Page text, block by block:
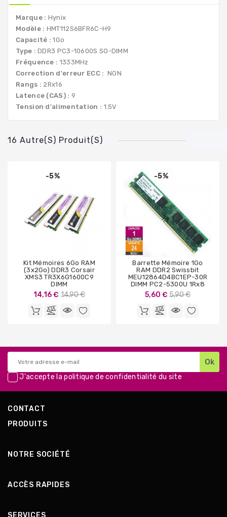
Marque : Hynix
Modèle : HMT112S6BFR6C-H9
Capacité : 1Go
Type :DDR3 PC3-10600S SO-DIMM
Fréquence : 1333MHz
Correction d'erreur ECC : NON
Rangs : 2Rx16
Latence (CAS) : 9
Tension d'alimentation : 1.5V
16 Autre(s) Produit(s)
-5%
Kit Mémoires 6Go RAM
(3x2Go) DDR3 Corsair
XMS3 TR3X6G1600C9
DIMM
14,16 € Prix
base
14,90 €
-5%
Barrette Mémoire 1Go
RAM DDR2 Swissbit
MEU12864D4BC1EP-30R
DIMM PC2-5300U 1Rx8
5,60 € Prix
base
5,90 €
J'accepte lapolitique de confidentialité du site
CONTACT
PRODUITS
NOTRE SOCIÉTÉ
ACCÈS RAPIDES